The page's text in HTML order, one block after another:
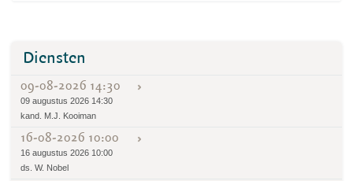
Diensten
09-08-2026 14:30
09 augustus 2026 14:30
kand. M.J. Kooiman
16-08-2026 10:00
16 augustus 2026 10:00
ds. W. Nobel